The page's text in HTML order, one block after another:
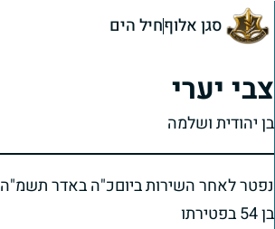
סגן אלוףחיל הים
צבי יערי
בן יהודית ושלמה
נפטר לאחר השירות ביוםכ"ה באדר תשמ"ה
בן 54 בפטירתו